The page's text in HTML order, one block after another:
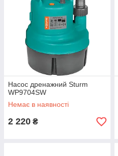
Насос дренажний Sturm
WP9704SW
Немає в наявності
2 220 ₴